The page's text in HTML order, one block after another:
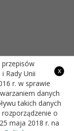
x
Rady Unii
r. w sprawie
danych
takich danych
o
maja 2018 r. na